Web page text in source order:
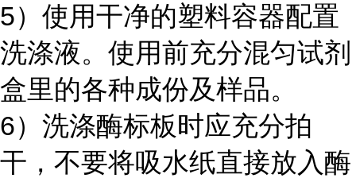
5）使用干净的塑料容器配置
洗涤液。使用前充分混匀试剂
盒里的各种成份及样品。
6）洗涤酶标板时应充分拍
干，不要将吸水纸直接放入酶